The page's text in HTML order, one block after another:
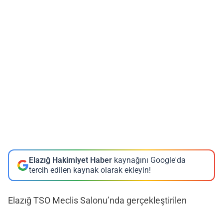
Elazığ Hakimiyet Haber kaynağını Google'da
tercih edilen kaynak olarak ekleyin!
Elazığ TSO Meclis Salonu’nda gerçekleştirilen